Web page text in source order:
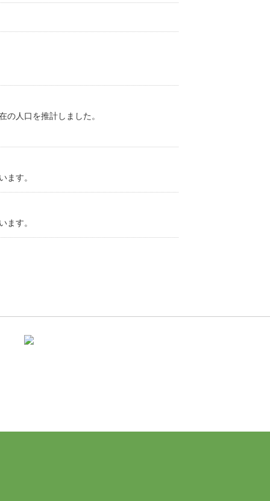
の人口を推計しました。
ます。
ます。